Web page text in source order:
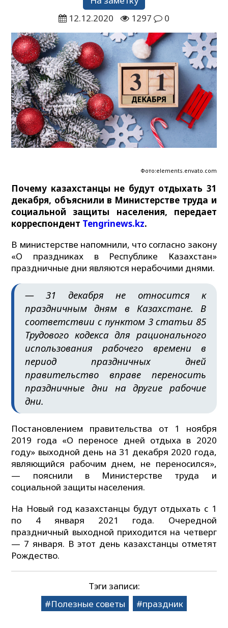
12.12.2020
1297 0
Фото:elements.envato.com
Почему казахстанцы не будут отдыхать 31
декабря, объяснили в Министерстве труда и
социальной защиты населения, передает
корреспондент Tengrinews.kz.
В министерстве напомнили, что согласно закону
«О праздниках в Республике Казахстан»
праздничные дни являются нерабочими днями.
— 31 декабря не относится к
праздничным дням в Казахстане. В
соответствии с пунктом 3 статьи 85
Трудового кодекса для рационального
использования рабочего времени в
период праздничных дней
правительство вправе переносить
праздничные дни на другие рабочие
дни.
Постановлением правительства от 1 ноября
2019 года «О переносе дней отдыха в 2020
году» выходной день на 31 декабря 2020 года,
являющийся рабочим днем, не переносился»,
— пояснили в Министерстве труда и
социальной защиты населения.
На Новый год казахстанцы будут отдыхать с 1
по 4 января 2021 года. Очередной
праздничный выходной приходится на четверг
— 7 января. В этот день казахстанцы отметят
Рождество.
Тэги записи:
Полезные советы
праздник